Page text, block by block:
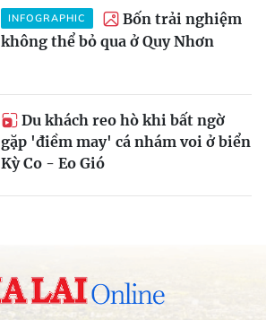
INFOGRAPHIC
Bốn trải nghiệm
không thể bỏ qua ở Quy Nhơn
Du khách reo hò khi bất ngờ
gặp 'điềm may' cá nhám voi ở biển
Kỳ Co - Eo Gió